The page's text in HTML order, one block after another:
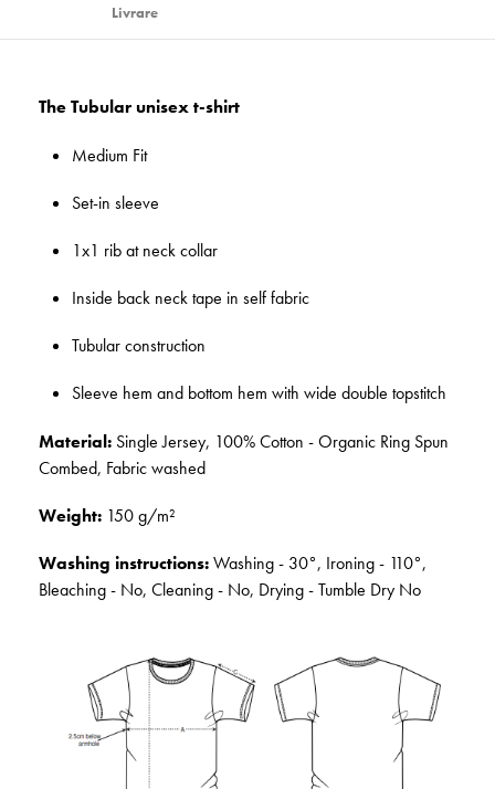
Livrare
The Tubular unisex t-shirt
Medium Fit
Set-in sleeve
1x1 rib at neck collar
Inside back neck tape in self fabric
Tubular construction
Sleeve hem and bottom hem with wide double topstitch
Material: Single Jersey, 100% Cotton - Organic Ring Spun
Combed, Fabric washed
Weight: 150 g/m²
Washing instructions:Washing - 30°, Ironing - 110°,
Bleaching - No, Cleaning - No, Drying - Tumble Dry No